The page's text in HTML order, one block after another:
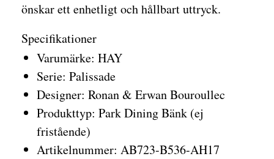
önskar ett enhetligt och hållbart uttryck.
Specifikationer
Varumärke: HAY
Serie: Palissade
Designer: Ronan & Erwan Bouroullec
Produkttyp: Park Dining Bänk (ej
fristående)
Artikelnummer: AB723-B536-AH17